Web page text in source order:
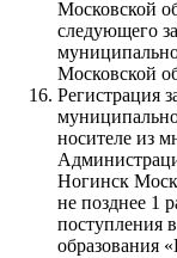
Московской
следующего
Московской
Регистрация
носителе из
Ногинск
не позднее 1
поступления
образования